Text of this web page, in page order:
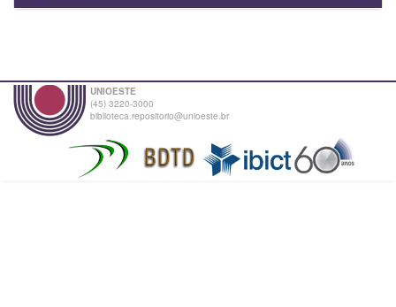
UNIOESTE
(45) 3220-3000
biblioteca.repositorio@unioeste.br